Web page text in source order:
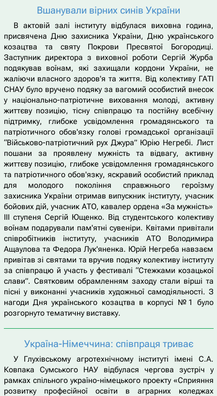
Вшанували вірних синів України
В актовій залі інституту відбулася виховна година,
присвячена Дню захисника України, Дню українського
козацтва та святу Покрови Пресвятої Богородиці.
Заступник директора з виховної роботи Сергій Журба
подякував воїнам, які захищали кордони України, не
жаліючи власного здоров'я та життя. Від колективу ГАТІ
СНАУ було вручено подяку за вагомий особистий внесок
у національно-патріотичне виховання молоді, активну
життєву позицію, тісну співпрацю та постійну всебічну
підтримку, глибоке усвідомлення громадянського та
патріотичного обов'язку голові громадської організації
“Військово-патріотичний рух Джура” Юрію Негребі. Лист
пошани за проявлену мужність та відвагу, активну
життєву позицію, глибоке усвідомлення громадянського
та патріотичного обов'язку, яскравий особистий приклад
для молодого покоління справжнього героїзму
захисника України отримав випускник інституту, учасник
бойових дій, учасник АТО, кавалер ордена «За мужність»
ІІІ ступеня Сергій Ющенко. Від студентського колективу
воїнам подарували пам'ятні сувеніри. Квітами привітали
співробітників інституту, учасників АТО Володимира
Ащаулова та Федора Лук'яненка. Юрій Негреба навзаєм
привітав зі святами та вручив подяку колективу інституту
за співпрацю й участь у фестивалі “Стежками козацької
слави”. Святковим обрамленням заходу стали вірші та
пісні у виконанні учасників художньої самодіяльності. З
нагоди Дня українського козацтва в корпусі №1 було
розгорнуто тематичну виставку.
Україна-Німеччина: співпраця триває
У Глухівському агротехнічному інституті імені С.А.
Ковпака Сумського НАУ відбулася чергова зустріч у
рамках спільного україно-німецького проекту «Сприяння
розвитку професійної освіти в аграрних коледжах